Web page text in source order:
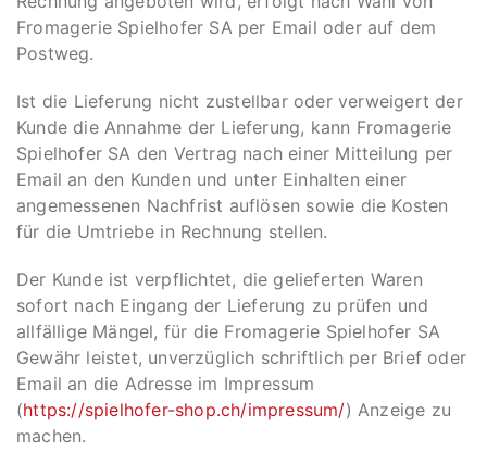
Fromagerie Spielhofer SA per Email oder auf dem
Postweg.
Ist die Lieferung nicht zustellbar oder verweigert der
Kunde die Annahme der Lieferung, kann Fromagerie
Spielhofer SA den Vertrag nach einer Mitteilung per
Email an den Kunden und unter Einhalten einer
angemessenen Nachfrist auflösen sowie die Kosten
für die Umtriebe in Rechnung stellen.
Der Kunde ist verpflichtet, die gelieferten Waren
sofort nach Eingang der Lieferung zu prüfen und
allfällige Mängel, für die Fromagerie Spielhofer SA
Gewähr leistet, unverzüglich schriftlich per Brief oder
Email an die Adresse im Impressum
(https://spielhofer-shop.ch/impressum/) Anzeige zu
machen.